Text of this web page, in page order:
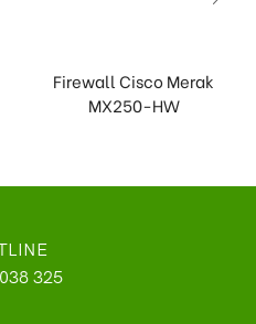
Firewall Cisco Merak
MX250-HW
325